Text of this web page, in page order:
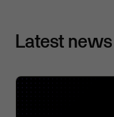
Latest news